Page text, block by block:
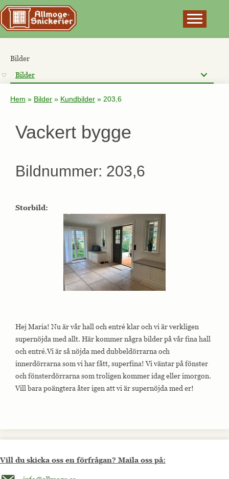
Bilder
Bilder
Hem » Bilder » Kundbilder » 203,6
Vackert bygge
Bildnummer: 203,6
Storbild:
Hej Maria! Nu är vår hall och entré klar och vi är verkligen
supernöjda med allt. Här kommer några bilder på vår fina hall
och entré.Vi är så nöjda med dubbeldörrarna och
innerdörrarna som vi har fått, superfina! Vi väntar på fönster
och fönsterdörrarna som troligen kommer idag eller imorgon.
Vill bara poängtera åter igen att vi är supernöjda med er!
Vill du skicka oss en förfrågan? Maila oss på:
Maila oss på info@allmoge.se